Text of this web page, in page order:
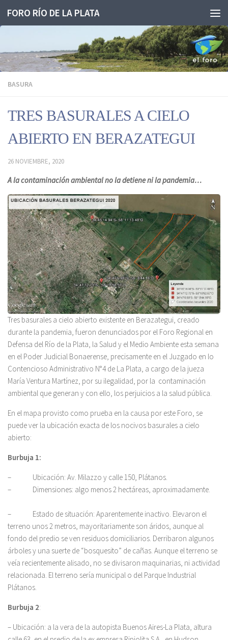
Saltar al contenido
FORO RÍO DE LA PLATA
BASURA
TRES BASURALES A CIELO
ABIERTO EN BERAZATEGUI
26 NOVIEMBRE, 2020
A la contaminación ambiental no la detiene ni la pandemia…
Tres basurales a cielo abierto existente en Berazategui, creado
durante la pandemia, fueron denunciados por el Foro Regional en
Defensa del Río de la Plata, la Salud y el Medio Ambiente esta semana
en el Poder Judicial Bonaerense, precisamente en el Juzgado en lo
Contencioso Administrativo N°4 de La Plata, a cargo de la jueza
María Ventura Martínez, por su ilegalidad, por la contaminación
ambiental que generan y con ello, los perjuicios a la salud pública.
En el mapa provisto como prueba en la causa por este Foro, se
puede ver la ubicación exacta de los nocivos basurales a cielo
abierto:
Burbuja 1:
– Ubicación: Av. Milazzo y calle 150, Plátanos.
– Dimensiones: algo menos 2 hectáreas, aproximadamente.
– Estado de situación: Aparentemente inactivo. Elevaron el
terreno unos 2 metros, mayoritariamente son áridos, aunque al
fondo del predio se ven residuos domiciliarios. Derribaron algunos
árboles y una suerte de “bosquesito” de cañas. Aunque el terreno se
veía recientemente alisado, no se divisaron maquinarias, ni actividad
relacionada. El terreno sería municipal o del Parque Industrial
Plátanos.
Burbuja 2:
– Ubicación: a la vera de la autopista Buenos Aires-La Plata, altura